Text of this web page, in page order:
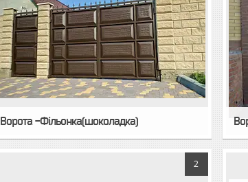
Ворота -Фільонка(шоколадка)
2